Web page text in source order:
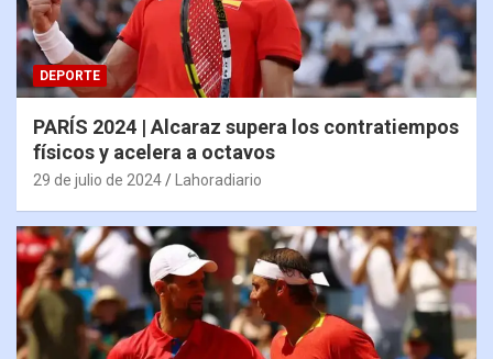
DEPORTE
PARÍS 2024 | Alcaraz supera los contratiempos
físicos y acelera a octavos
29 de julio de 2024 Lahoradiario